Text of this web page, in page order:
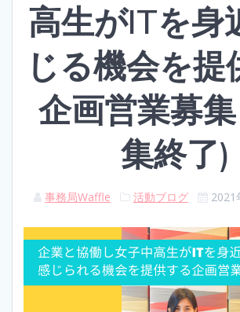
高生がITを身
じる機会を提
企画営業募
集終了)
事務局Waffle 活動ブログ 2021